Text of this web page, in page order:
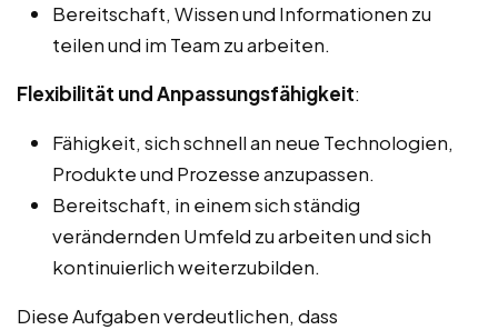
Bereitschaft, Wissen und Informationen zu
teilen und im Team zu arbeiten.
Flexibilität und Anpassungsfähigkeit:
Fähigkeit, sich schnell an neue Technologien,
Produkte und Prozesse anzupassen.
Bereitschaft, in einem sich ständig
verändernden Umfeld zu arbeiten und sich
kontinuierlich weiterzubilden.
Diese Aufgaben verdeutlichen, dass